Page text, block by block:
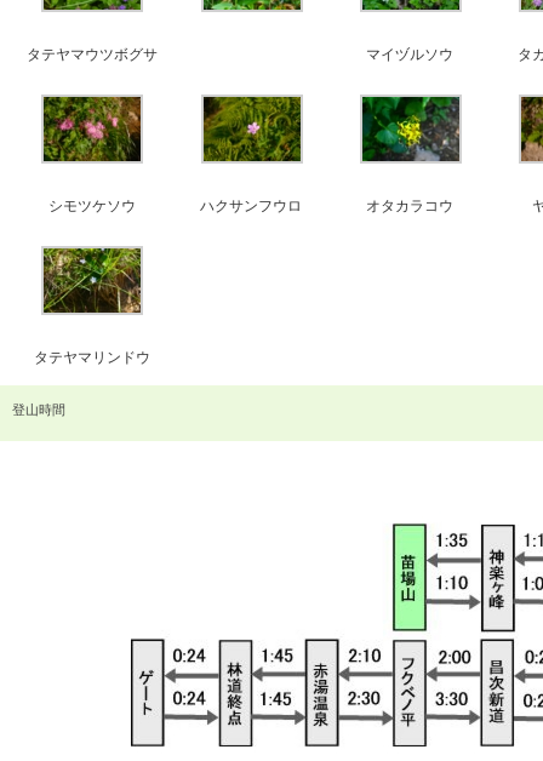
タテヤマウツボグサ マイヅルソウ タ
シモツケソウ ハクサンフウロ オタカラコウ
タテヤマリンドウ
登山時間